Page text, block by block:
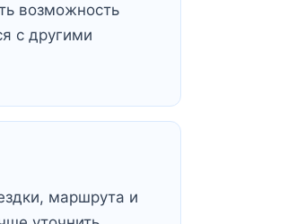
возможность
с другими
маршрута и